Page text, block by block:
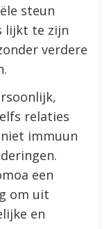
steun
lijkt te zijn
verdere
relaties
immuun
een
om uit
en